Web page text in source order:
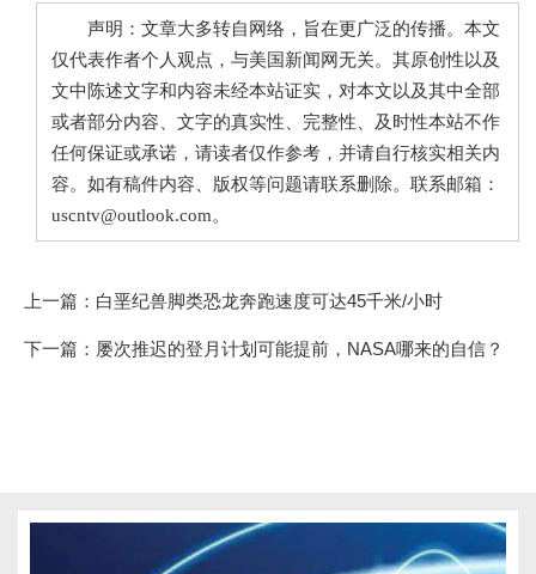
声明：文章大多转自网络，旨在更广泛的传播。本文
仅代表作者个人观点，与美国新闻网无关。其原创性以及
文中陈述文字和内容未经本站证实，对本文以及其中全部
或者部分内容、文字的真实性、完整性、及时性本站不作
任何保证或承诺，请读者仅作参考，并请自行核实相关内
容。如有稿件内容、版权等问题请联系删除。联系邮箱：
uscntv@outlook.com。
上一篇： 白垩纪兽脚类恐龙奔跑速度可达45千米/小时
下一篇： 屡次推迟的登月计划可能提前，NASA哪来的自信？